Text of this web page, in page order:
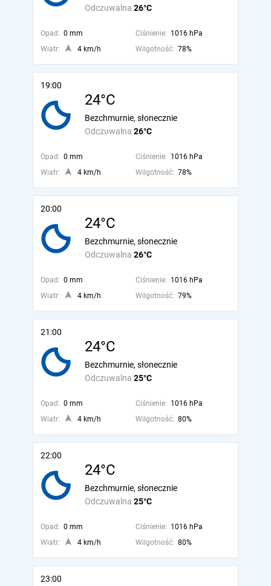
Odczuwalna 26°C
Opad: 0 mm Ciśnienie: 1016 hPa
Wiatr:
4 km/h Wilgotność: 78%
19:00
24°C
Odczuwalna 26°C
Bezchmurnie, słonecznie
Opad: 0 mm Ciśnienie: 1016 hPa
Wiatr:
4 km/h Wilgotność: 78%
20:00
24°C
Odczuwalna 26°C
Bezchmurnie, słonecznie
Opad: 0 mm Ciśnienie: 1016 hPa
Wiatr:
4 km/h Wilgotność: 79%
21:00
24°C
Odczuwalna 25°C
Bezchmurnie, słonecznie
Opad: 0 mm Ciśnienie: 1016 hPa
Wiatr:
4 km/h Wilgotność: 80%
22:00
24°C
Odczuwalna 25°C
Bezchmurnie, słonecznie
Opad: 0 mm Ciśnienie: 1016 hPa
Wiatr:
4 km/h Wilgotność: 80%
23:00